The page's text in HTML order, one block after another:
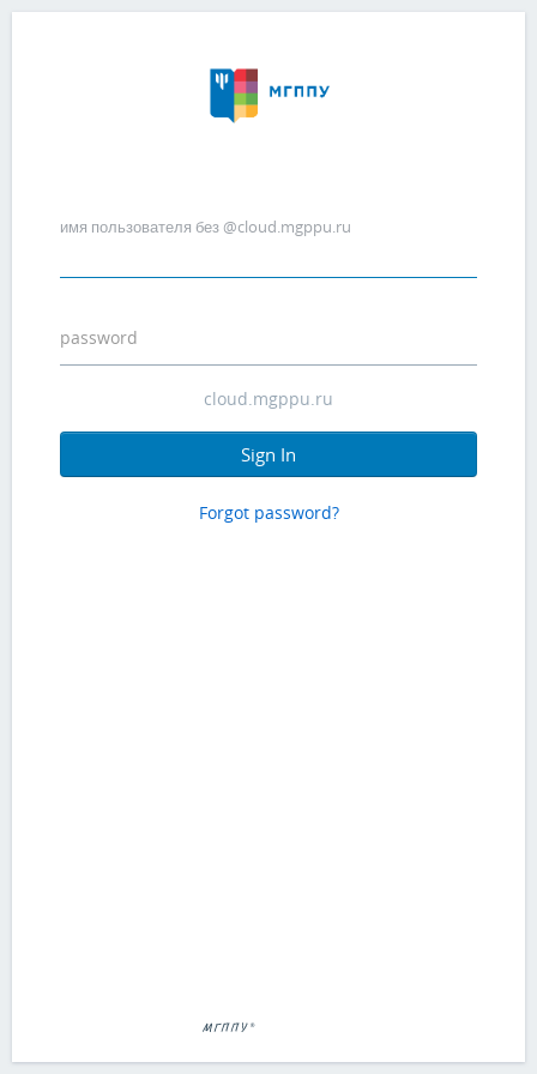
имя пользователя без @cloud.mgppu.ru
password
Sign In
Forgot password?